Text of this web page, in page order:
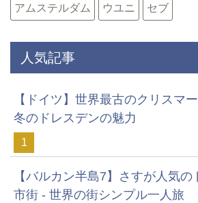
アムステルダム ウユニ セブ
人気記事
【ドイツ】世界最古のクリスマ
冬のドレスデンの魅力
1
【バルカン半島7】さすが人気
市街 - 世界の街シンプル一人旅